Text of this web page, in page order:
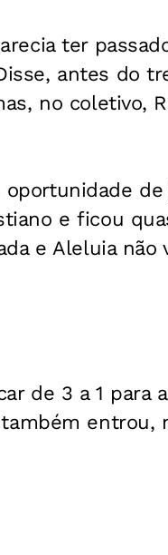
ter
antes do
no coletivo,
e ficou
e Aleluia não
de 3 a 1 para
entrou,